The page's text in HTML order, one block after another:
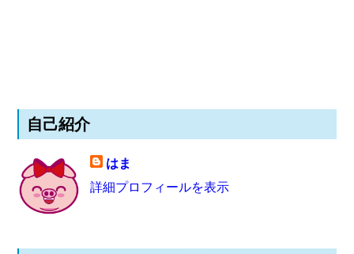
自己紹介
はま
詳細プロフィールを表示